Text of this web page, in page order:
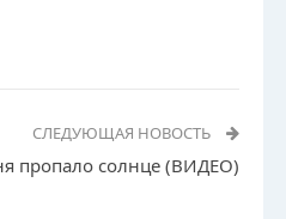
СЛЕДУЮЩАЯ НОВОСТЬ
пропало солнце (ВИДЕО)